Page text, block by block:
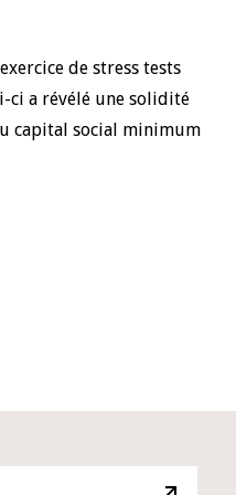
de stress tests
ci a révélé une solidité
capital social minimum